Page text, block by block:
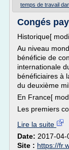
temps de travail
Congés
Historique[
Au niveau
bénéficie de
internationale
bénéficiaires à
du deuxième
En France[
Les premiers
Lire la suite
Date: 2017-04-
Site : https://